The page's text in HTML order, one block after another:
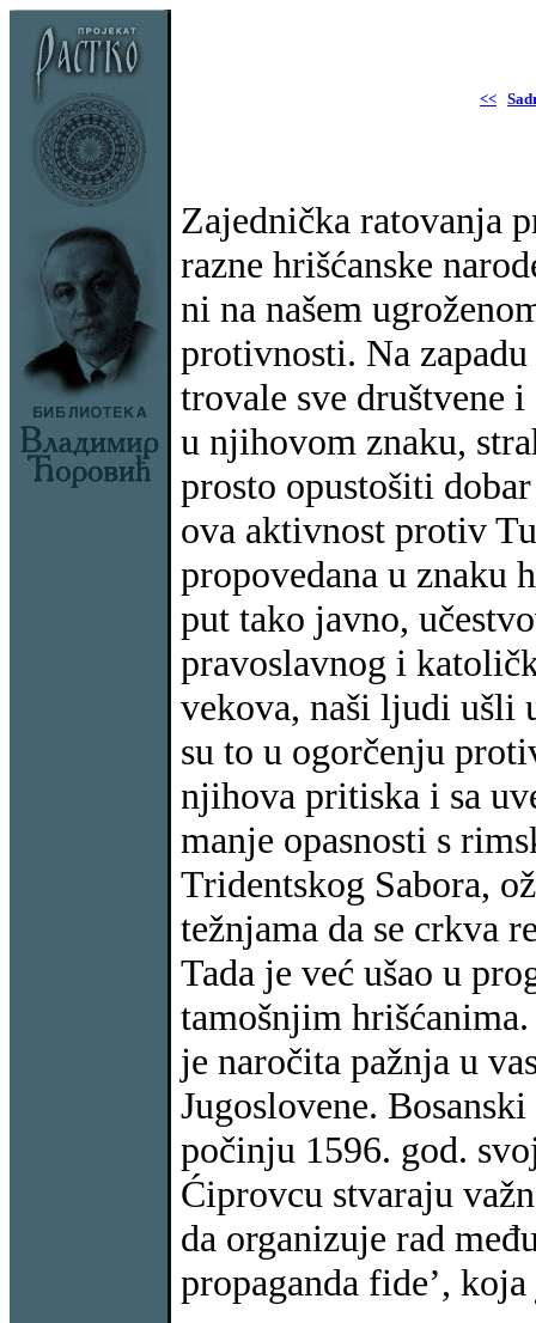
<<
Zajednička ratovanja
razne hrišćanske
ni na našem
protivnosti. Na
trovale sve društvene i
u njihovom znaku,
prosto opustošiti
ova aktivnost protiv
propovedana u znaku
put tako javno,
pravoslavnog i
vekova, naši ljudi ušli
su to u ogorčenju
njihova pritiska i sa
manje opasnosti s
Tridentskog Sabora,
težnjama da se crkva
Tada je već ušao u
tamošnjim
je naročita pažnja u
Jugoslovene.
počinju 1596. god.
Ćiprovcu stvaraju
da organizuje rad
propaganda fide’,